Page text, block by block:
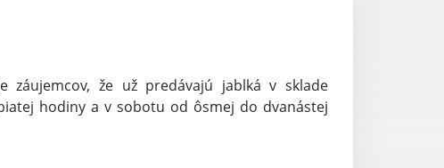
záujemcov, že už predávajú jablká v sklade
hodiny a v sobotu od ôsmej do dvanástej